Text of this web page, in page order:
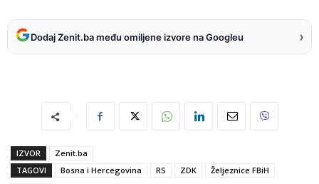
Dodaj Zenit.ba među omiljene izvore na Googleu ›
IZVOR
Zenit.ba
TAGOVI
Bosna i Hercegovina RS ZDK
Željeznice FBiH